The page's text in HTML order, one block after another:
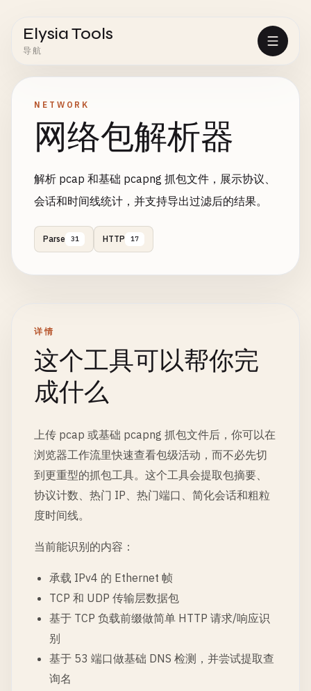
Elysia Tools
导航
NETWORK
网络包解析器
解析 pcap 和基础 pcapng 抓包文件，展示协议、
会话和时间线统计，并支持导出过滤后的结果。
Parse 31 HTTP 17
详情
这个工具可以帮你完
成什么
上传 pcap 或基础 pcapng 抓包文件后，你可以在
浏览器工作流里快速查看包级活动，而不必先切
到更重型的抓包工具。这个工具会提取包摘要、
协议计数、热门 IP、热门端口、简化会话和粗粒
度时间线。
当前能识别的内容：
承载 IPv4 的 Ethernet 帧
TCP 和 UDP 传输层数据包
基于 TCP 负载前缀做简单 HTTP 请求/响应识
别
基于 53 端口做基础 DNS 检测，并尝试提取查
询名